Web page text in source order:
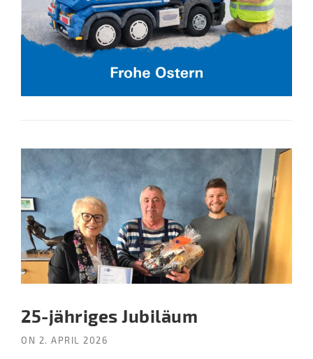
25-jähriges Jubiläum
ON 2. APRIL 2026